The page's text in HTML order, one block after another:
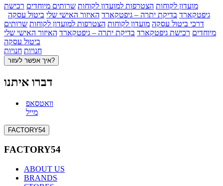
מועדון לקוחות הצטרפות למועדון לקוחות שרותים מיוחדים רכישת
גיפטקארד בדיקת יתרה – גיפטקארד האיזור האישי שלי ביטול עסקה
דרכי ביטול עסקה מועדון לקוחות הצטרפות למועדון לקוחות שרותים
מיוחדים רכישת גיפטקארד בדיקת יתרה – גיפטקארד האיזור האישי שלי
ביטול עסקה
חנויות חנויות
איך אפשר לעזור?
דברו איתנו
וואטסאפ
מייל
FACTORY54
FACTORY54
ABOUT US
BRANDS